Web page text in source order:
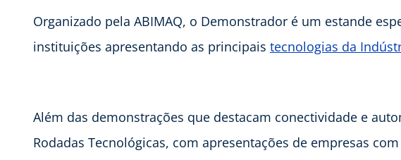
Organizado pela ABIMAQ, o Demonstrador é um estande
instituições apresentando as principais tecnologias da
Além das demonstrações que destacam conectividade e
Rodadas Tecnológicas, com apresentações de empresas com